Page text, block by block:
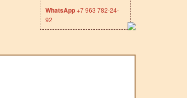
WhatsApp+7 963 782-24-
92